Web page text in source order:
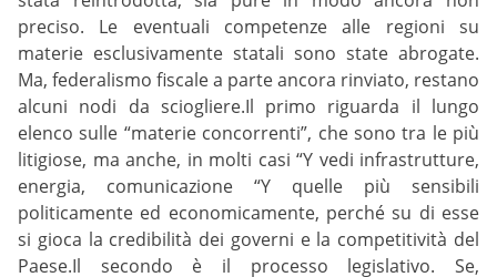
preciso. Le eventuali competenze alle regioni su
materie esclusivamente statali sono state abrogate.
Ma, federalismo fiscale a parte ancora rinviato, restano
alcuni nodi da sciogliere.Il primo riguarda il lungo
elenco sulle “materie concorrenti”, che sono tra le più
litigiose, ma anche, in molti casi “Y vedi infrastrutture,
energia, comunicazione “Y quelle più sensibili
politicamente ed economicamente, perché su di esse
si gioca la credibilità dei governi e la competitività del
Paese.Il secondo è il processo legislativo. Se,